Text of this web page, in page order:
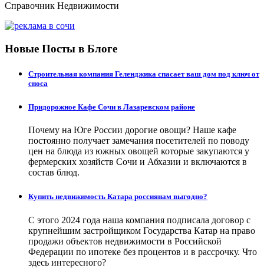
Справочник Недвижимости
Новые Посты в Блоге
Строительная компания Геленджика спасает ваш дом под ключ от
сноса
Придорожное Кафе Сочи в Лазаревском районе
Почему на Юге России дорогие овощи? Наше кафе
постоянно получает замечания посетителей по поводу
цен на блюда из южных овощей которые закупаются у
фермерских хозяйств Сочи и Абхазии и включаются в
состав блюд.
Купить недвижимость Катара россиянам выгодно?
С этого 2024 года наша компания подписала договор с
крупнейшим застройщиком Государства Катар на право
продажи объектов недвижимости в Российской
Федерации по ипотеке без процентов и в рассрочку. Что
здесь интересного?